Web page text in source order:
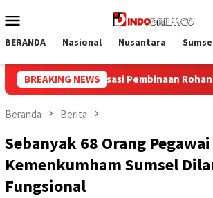
ke
Mobile
BERANDA Nasional Nusantara
BREAKING NEWS
Binaan Bangun Kesamaan
Beranda Berita
Sebanyak 68 Orang Pegawai
Kemenkumham Sumsel
Fungsional